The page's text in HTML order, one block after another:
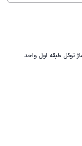
توکل طبقه اول واحد